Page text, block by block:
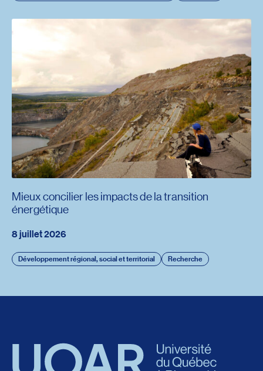
8 juillet 2026
Développement régional, social et territorial Recherche
Mieux concilier les impacts de la transition
énergétique